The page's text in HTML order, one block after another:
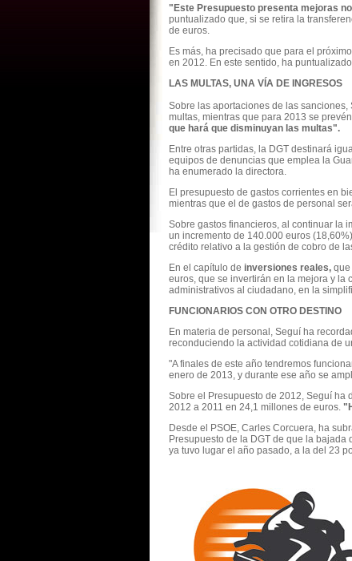
"Este Presupuesto presenta mejoras
puntualizado que, si se retira la
de euros.
Es más, ha precisado que para el
en 2012. En este sentido, ha
LAS MULTAS, UNA VÍA DE INGRESOS
Sobre las aportaciones de las
multas, mientras que para 2013 se
que hará que disminuyan las multas".
Entre otras partidas, la DGT destinará
equipos de denuncias que emplea la
ha enumerado la directora.
El presupuesto de gastos corrientes en
mientras que el de gastos de personal
Sobre gastos financieros, al continuar la
un incremento de 140.000 euros
crédito relativo a la gestión de cobro de
En el capítulo de inversiones reales, que
euros, que se invertirán en la mejora y la
administrativos al ciudadano, en la
FUNCIONARIOS CON OTRO DESTINO
En materia de personal, Seguí ha
reconduciendo la actividad cotidiana de
"A finales de este año tendremos
enero de 2013, y durante ese año se
Sobre el Presupuesto de 2012, Seguí ha
2012 a 2011 en 24,1 millones de euros.
Desde el PSOE, Carles Corcuera, ha
Presupuesto de la DGT de que la
ya tuvo lugar el año pasado, a la del 23